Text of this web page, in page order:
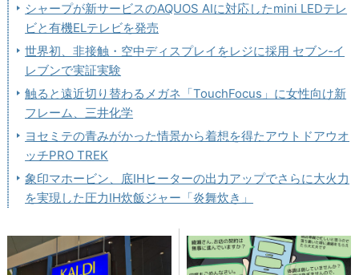
シャープが新サービスのAQUOS AIに対応したmini LEDテレ
ビと有機ELテレビを発売
世界初、非接触・空中ディスプレイをレジに採用 セブン‐イ
レブンで実証実験
触ると遠近切り替わるメガネ「TouchFocus」に女性向け新
フレーム、三井化学
ヨセミテの青みがかった情景から着想を得たアウトドアウオ
ッチPRO TREK
象印マホービン、底IHヒーターの出力アップでさらに大火力
を実現した圧力IH炊飯ジャー「炎舞炊き」